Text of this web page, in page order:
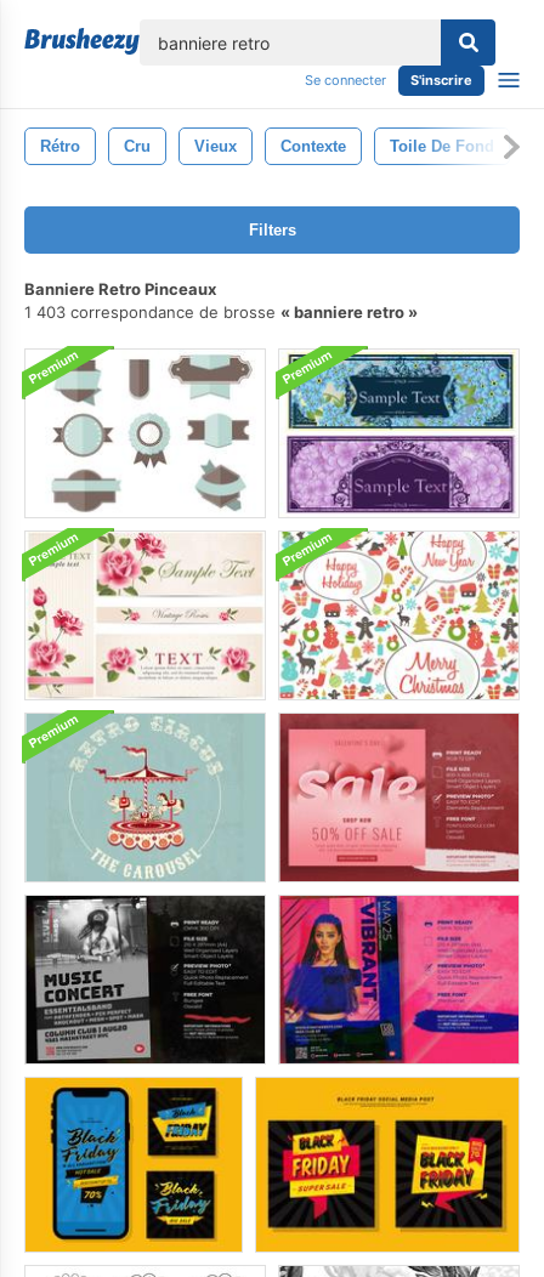
Se connecter S'inscrire
Rétro Cru Vieux Contexte Toile De Fond
Filters
Banniere Retro Pinceaux
1 403 correspondance de brosse
banniere retro